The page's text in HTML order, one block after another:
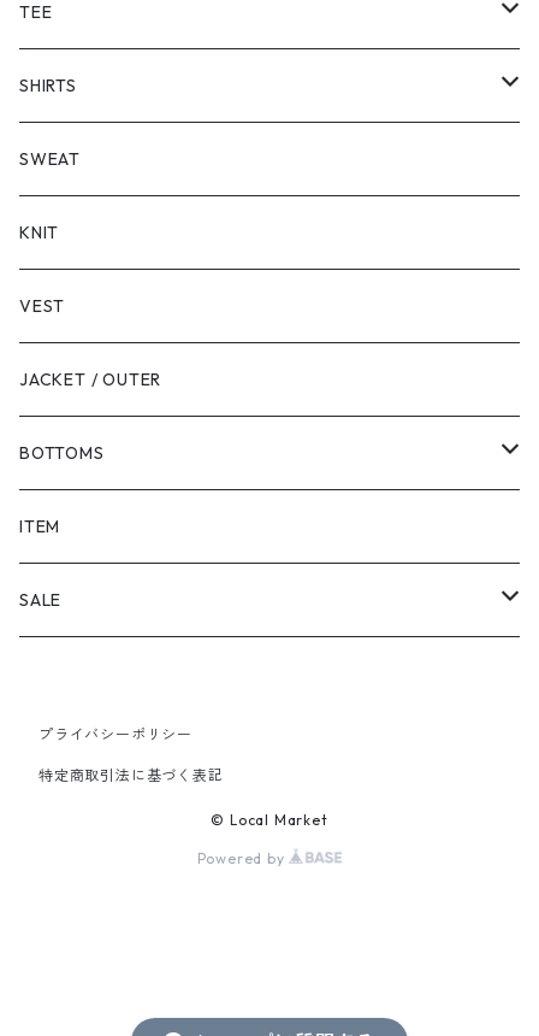
TEE
SHORT SLEEVE
LONG SLEEVE
SHIRTS
SHORT SLEEVE
LONG SLEEVE
SWEAT
KNIT
VEST
JACKET / OUTER
BOTTOMS
SHORTS
PANTS
ITEM
SALE
PANTS
プライバシーポリシー
特定商取引法に基づく表記
© Local Market
Powered by